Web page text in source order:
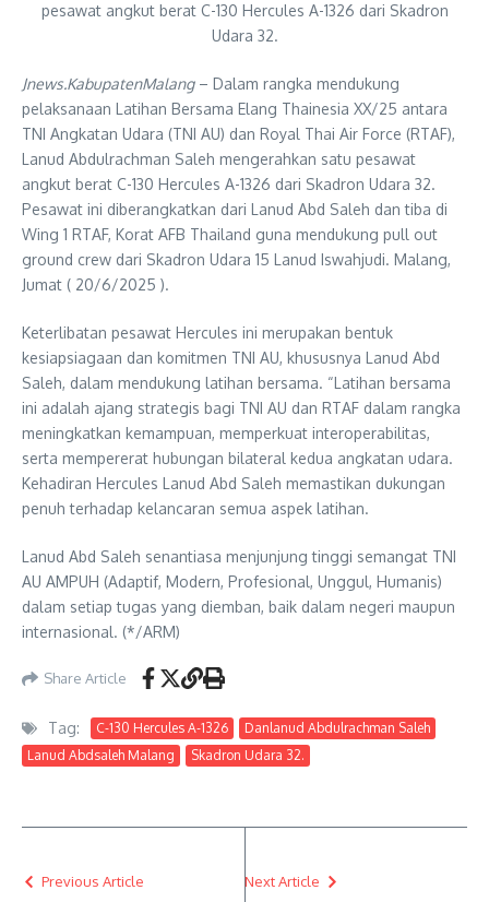
pesawat angkut berat C-130 Hercules A-1326 dari Skadron
Udara 32.
Jnews.KabupatenMalang– Dalam rangka mendukung
pelaksanaan Latihan Bersama Elang Thainesia XX/25 antara
TNI Angkatan Udara (TNI AU) dan Royal Thai Air Force (RTAF),
Lanud Abdulrachman Saleh mengerahkan satu pesawat
angkut berat C-130 Hercules A-1326 dari Skadron Udara 32.
Pesawat ini diberangkatkan dari Lanud Abd Saleh dan tiba di
Wing 1 RTAF, Korat AFB Thailand guna mendukung pull out
ground crew dari Skadron Udara 15 Lanud Iswahjudi. Malang,
Jumat ( 20/6/2025 ).
Keterlibatan pesawat Hercules ini merupakan bentuk
kesiapsiagaan dan komitmen TNI AU, khususnya Lanud Abd
Saleh, dalam mendukung latihan bersama. “Latihan bersama
ini adalah ajang strategis bagi TNI AU dan RTAF dalam rangka
meningkatkan kemampuan, memperkuat interoperabilitas,
serta mempererat hubungan bilateral kedua angkatan udara.
Kehadiran Hercules Lanud Abd Saleh memastikan dukungan
penuh terhadap kelancaran semua aspek latihan.
Lanud Abd Saleh senantiasa menjunjung tinggi semangat TNI
AU AMPUH (Adaptif, Modern, Profesional, Unggul, Humanis)
dalam setiap tugas yang diemban, baik dalam negeri maupun
internasional. (*/ARM)
Share Article
Tag: C-130 Hercules A-1326
Danlanud Abdulrachman Saleh
Lanud Abdsaleh Malang
Skadron Udara 32.
Previous Article Next Article